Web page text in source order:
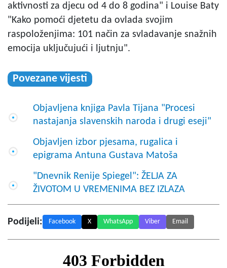
aktivnosti za djecu od 4 do 8 godina" i Louise Baty
"Kako pomoći djetetu da ovlada svojim
raspoloženjima: 101 način za svladavanje snažnih
emocija uključujući i ljutnju".
Povezane vijesti
Objavljena knjiga Pavla Tijana "Procesi
nastajanja slavenskih naroda i drugi eseji"
Objavljen izbor pjesama, rugalica i
epigrama Antuna Gustava Matoša
"Dnevnik Renije Spiegel": ŽELJA ZA
ŽIVOTOM U VREMENIMA BEZ IZLAZA
Podijeli: Facebook X WhatsApp Viber Email